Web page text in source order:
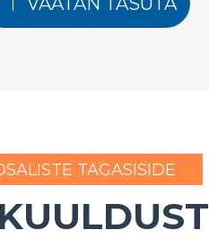
TAGASISIDE